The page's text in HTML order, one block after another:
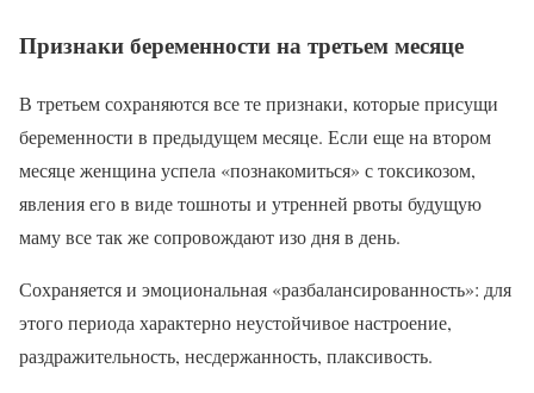
Признаки беременности на третьем месяце
В третьем сохраняются все те признаки, которые присущи
беременности в предыдущем месяце. Если еще на втором
месяце женщина успела «познакомиться» с токсикозом,
явления его в виде тошноты и утренней рвоты будущую
маму все так же сопровождают изо дня в день.
Сохраняется и эмоциональная «разбалансированность»: для
этого периода характерно неустойчивое настроение,
раздражительность, несдержанность, плаксивость.